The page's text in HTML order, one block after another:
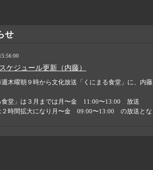
せ
ケジュール更新（内藤）
週木曜朝９時から文化放送「くにまる食堂」に、内
食堂」は３月までは月〜金 11:00〜13:00 放送
２時間拡大になり月〜金 09:00〜13:00 の放送とな